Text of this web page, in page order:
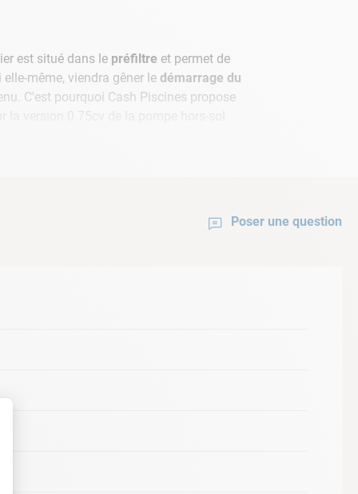
est situé dans le préfiltre et permet de
elle-même, viendra gêner le démarrage du
C'est pourquoi Cash Piscines propose
Poser une question